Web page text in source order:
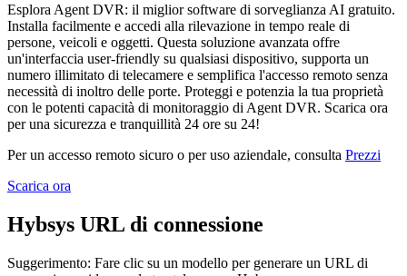
Esplora Agent DVR: il miglior software di sorveglianza AI gratuito.
Installa facilmente e accedi alla rilevazione in tempo reale di
persone, veicoli e oggetti. Questa soluzione avanzata offre
un'interfaccia user-friendly su qualsiasi dispositivo, supporta un
numero illimitato di telecamere e semplifica l'accesso remoto senza
necessità di inoltro delle porte. Proteggi e potenzia la tua proprietà
con le potenti capacità di monitoraggio di Agent DVR. Scarica ora
per una sicurezza e tranquillità 24 ore su 24!
Per un accesso remoto sicuro o per uso aziendale, consulta Prezzi
Scarica ora
Hybsys URL di connessione
Suggerimento: Fare clic su un modello per generare un URL di